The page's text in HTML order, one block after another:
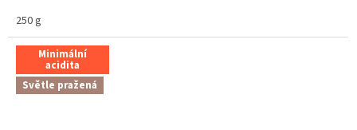
250 g
Minimální
acidita
Světle pražená